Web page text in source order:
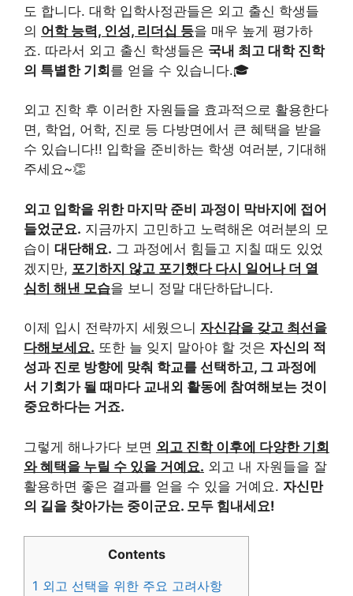
도 합니다. 대학 입학사정관들은 외고 출신 학생들
의 어학 능력, 인성, 리더십 등을 매우 높게 평가하
죠. 따라서 외고 출신 학생들은 국내 최고 대학 진학
의 특별한 기회를 얻을 수 있습니다.🎓
외고 진학 후 이러한 자원들을 효과적으로 활용한다
면, 학업, 어학, 진로 등 다방면에서 큰 혜택을 받을
수 있습니다!! 입학을 준비하는 학생 여러분, 기대해
주세요~👏
외고 입학을 위한 마지막 준비 과정이 막바지에 접어
들었군요. 지금까지 고민하고 노력해온 여러분의 모
습이 대단해요. 그 과정에서 힘들고 지칠 때도 있었
겠지만, 포기하지 않고 포기했다 다시 일어나 더 열
심히 해낸 모습을 보니 정말 대단하답니다.
이제 입시 전략까지 세웠으니 자신감을 갖고 최선을
다해보세요. 또한 늘 잊지 말아야 할 것은 자신의 적
성과 진로 방향에 맞춰 학교를 선택하고, 그 과정에
서 기회가 될 때마다 교내외 활동에 참여해보는 것이
중요하다는 거죠.
그렇게 해나가다 보면 외고 진학 이후에 다양한 기회
와 혜택을 누릴 수 있을 거예요. 외고 내 자원들을 잘
활용하면 좋은 결과를 얻을 수 있을 거예요. 자신만
의 길을 찾아가는 중이군요. 모두 힘내세요!
Contents
1 외고 선택을 위한 주요 고려사항